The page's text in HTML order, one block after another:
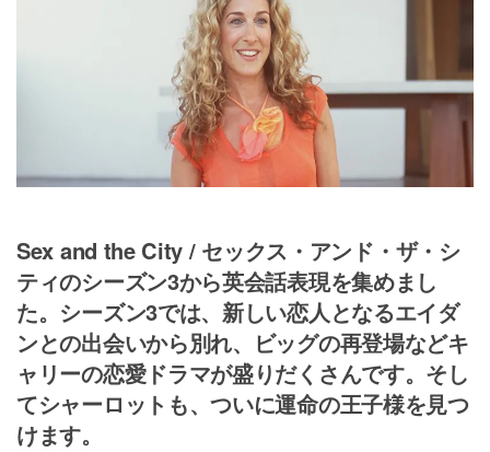
Sex and the City / セックス・アンド・ザ・シ
ティのシーズン3から英会話表現を集めまし
た。シーズン3では、新しい恋人となるエイダ
ンとの出会いから別れ、ビッグの再登場などキ
ャリーの恋愛ドラマが盛りだくさんです。そし
てシャーロットも、ついに運命の王子様を見つ
けます。